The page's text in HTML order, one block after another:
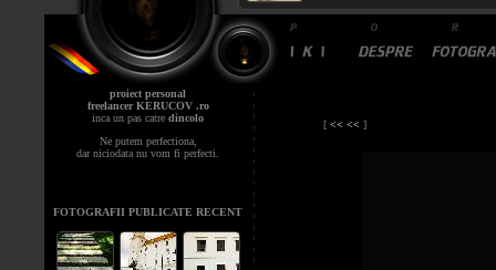
proiect personal
freelancer KERUCOV .ro
inca un pas catre dincolo
Ne putem perfectiona,
dar niciodata nu vom fi perfecti.
FOTOGRAFII PUBLICATE RECENT
[<< << ]